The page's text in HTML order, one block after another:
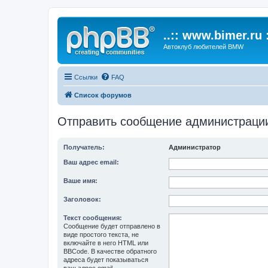
..:: www.bimer.ru
Автоклуб любителей BMW
Ссылки FAQ
Список форумов
Отправить сообщение
Получатель: Администратор
Ваш адрес email:
Ваше имя:
Заголовок:
Текст сообщения:
Сообщение будет отправлено в
виде простого текста, не
включайте в него HTML или
BBCode. В качестве обратного
адреса будет показываться